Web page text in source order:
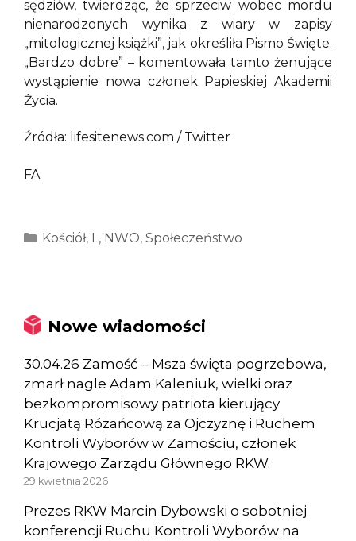
sędziów, twierdząc, że sprzeciw wobec mordu
nienarodzonych wynika z wiary w zapisy
„mitologicznej książki”, jak określiła Pismo Święte.
„Bardzo dobre” – komentowała tamto żenujące
wystąpienie nowa członek Papieskiej Akademii
Życia.
Źródła: lifesitenews.com / Twitter
FA
Kategorie
Kościół, L, NWO, Społeczeństwo
Nowe wiadomości
30.04.26 Zamość – Msza święta pogrzebowa,
zmarł nagle Adam Kaleniuk, wielki oraz
bezkompromisowy patriota kierujący
Krucjatą Różańcową za Ojczyznę i Ruchem
Kontroli Wyborów w Zamościu, członek
Krajowego Zarządu Głównego RKW.
29 kwietnia 2026
Prezes RKW Marcin Dybowski o sobotniej
konferencji Ruchu Kontroli Wyborów na